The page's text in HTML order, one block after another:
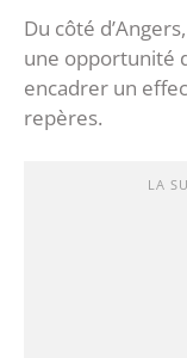
Du côté
une opportunité
encadrer un
repères.
LA